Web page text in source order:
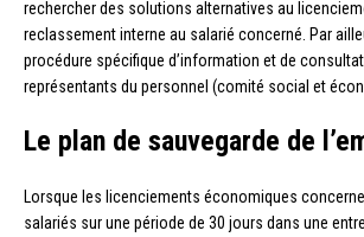
rechercher des solutions alternatives au
reclassement interne au salarié concerné. Par
procédure spécifique d’information et de
représentants du personnel (comité social et
Le plan de sauvegarde de
Lorsque les licenciements économiques
salariés sur une période de 30 jours dans une